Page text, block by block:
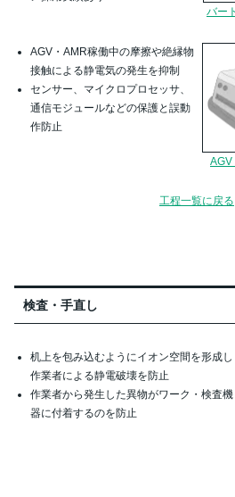
バー
AGV・AMR稼働中の摩擦や絶縁物
接触による静電気の発生を抑制
センサー、マイクロプロセッサ、
通信モジュールなどの保護と誤動
作防止
AGV
工程一覧に戻る
検査・手直し
机上を包み込むようにイオン空間を形成し
作業者による静電破壊を防止
作業者から発生した異物がワーク・検査機
器に付着するのを防止